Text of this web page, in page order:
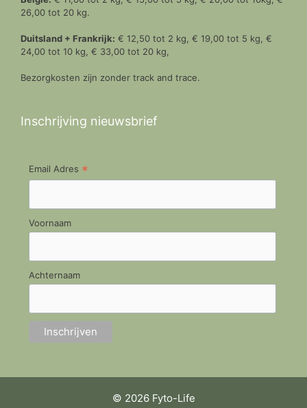
26,00 tot 20 kg.
Duitsland + Frankrijk: € 12,50 tot 2 kg, € 19,00 tot 5 kg, €
24,00 tot 10 kg, € 33,00 tot 20 kg,
Bezorgkosten zijn zonder track and trace.
Inschrijving nieuwsbrief
Email Adres *
Voornaam
Achternaam
© 2026 Fyto-Life